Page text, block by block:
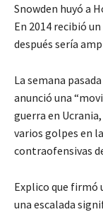
Snowden huyó a
En 2014 recibió
después sería
La semana
anunció una
guerra en
varios golpes en
contraofensivas
Explico que firmó
una escalada